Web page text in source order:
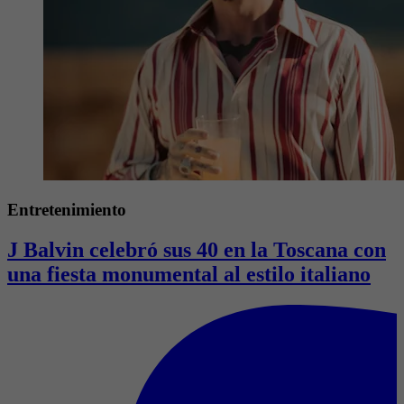
Entretenimiento
J Balvin celebró sus 40 en la Toscana con
una fiesta monumental al estilo italiano